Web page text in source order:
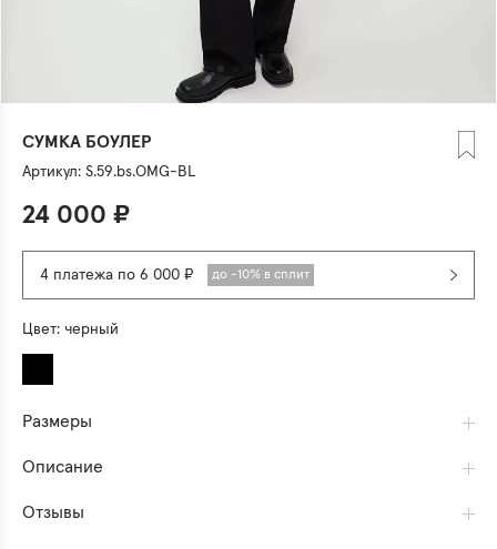
СУМКА БОУЛЕР
Артикул: S.59.bs.OMG-BL
24 000 ₽
4 платежа по 6 000 ₽ до -10% в сплит
Цвет: черный
Размеры
Описание
Отзывы